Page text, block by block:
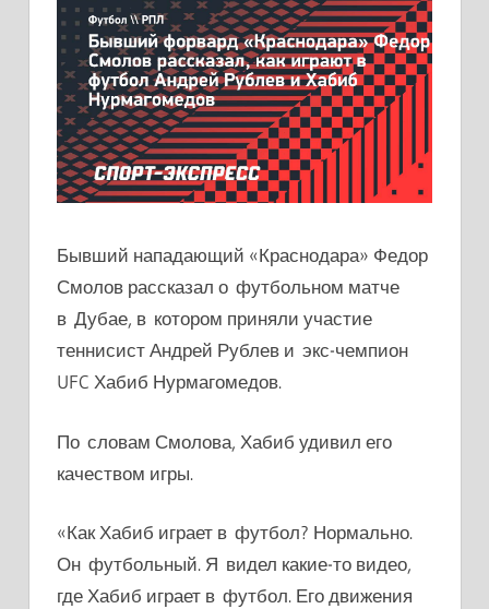
Бывший нападающий «Краснодара» Федор
Смолов рассказал о футбольном матче
в Дубае, в котором приняли участие
теннисист Андрей Рублев и экс-чемпион
UFC Хабиб Нурмагомедов.
По словам Смолова, Хабиб удивил его
качеством игры.
«Как Хабиб играет в футбол? Нормально.
Он футбольный. Я видел какие-то видео,
где Хабиб играет в футбол. Его движения